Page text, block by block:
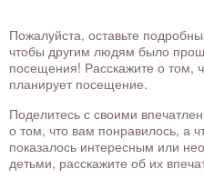
Пожалуйста, оставьте
чтобы другим людям было
посещения! Расскажите о том,
планирует посещение.
Поделитесь с своими
о том, что вам понравилось, а
показалось интересным или
детьми, расскажите об их